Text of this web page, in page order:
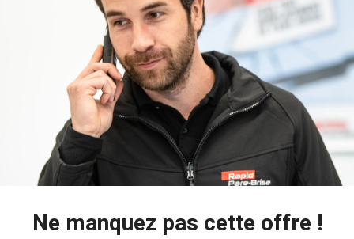
Ne manquez pas cette offre !